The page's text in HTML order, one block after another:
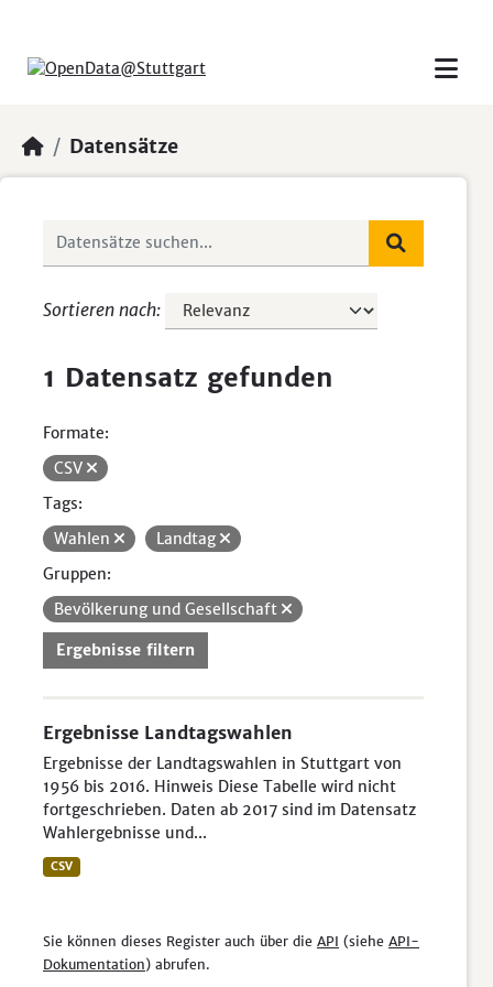
Datensätze
Sortieren nach
1 Datensatz gefunden
Formate:
CSV
Tags:
Wahlen
Landtag
Gruppen:
Bevölkerung und Gesellschaft
Ergebnisse filtern
Ergebnisse Landtagswahlen
Ergebnisse der Landtagswahlen in Stuttgart von
1956 bis 2016. Hinweis Diese Tabelle wird nicht
fortgeschrieben. Daten ab 2017 sind im Datensatz
Wahlergebnisse und...
CSV
Sie können dieses Register auch über die API (siehe API-
Dokumentation) abrufen.